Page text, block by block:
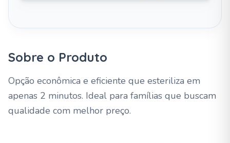
Sobre o Produto
Opção econômica e eficiente que esteriliza em
apenas 2 minutos. Ideal para famílias que buscam
qualidade com melhor preço.